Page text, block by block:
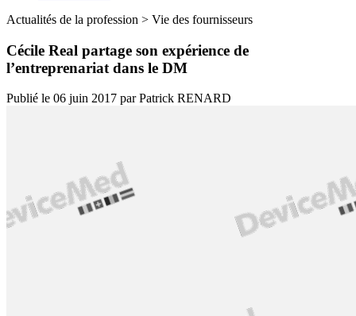
Actualités de la profession > Vie des fournisseurs
Cécile Real partage son expérience de
l’entreprenariat dans le DM
Publié le 06 juin 2017 parPatrick RENARD